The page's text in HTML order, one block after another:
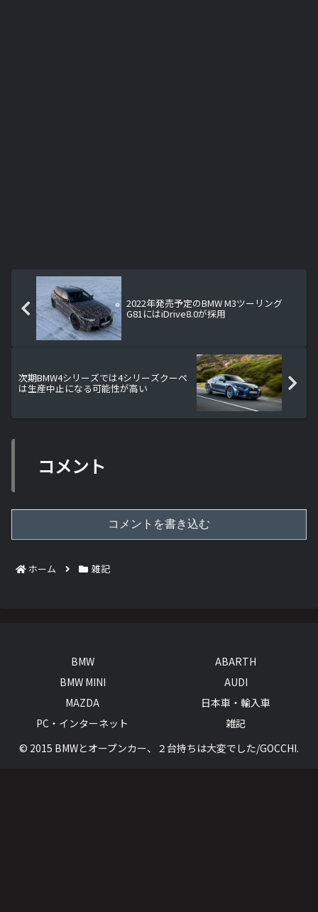
2022年発売予定のBMW M3ツーリング
G81にはiDrive8.0が採用
次期BMW4シリーズでは4シリーズクーペ
は生産中止になる可能性が高い
コメント
コメントを書き込む
ホーム 雑記
BMW
ABARTH
BMW MINI
AUDI
MAZDA
日本車・輸入車
PC・インターネット
雑記
© 2015 BMWとオープンカー、２台持ちは大変でした/GOCCHI.